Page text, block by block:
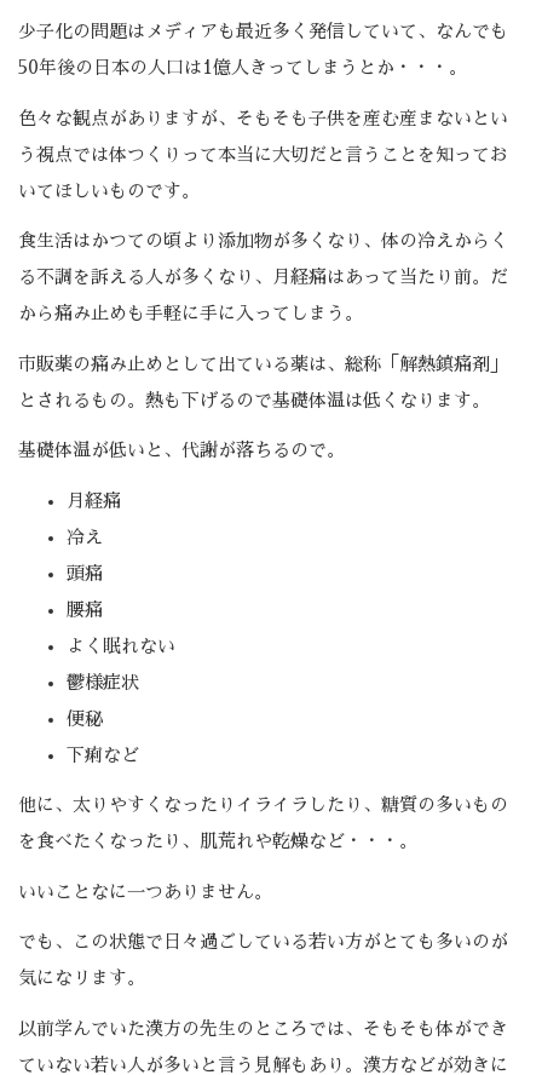
少子化の問題はメディアも最近多く発信していて、なんでも
50年後の日本の人口は1億人きってしまうとか・・・。
色々な観点がありますが、そもそも子供を産む産まないとい
う視点では体つくりって本当に大切だと言うことを知ってお
いてほしいものです。
食生活はかつての頃より添加物が多くなり、体の冷えからく
る不調を訴える人が多くなり、月経痛はあって当たり前。だ
から痛み止めも手軽に手に入ってしまう。
市販薬の痛み止めとして出ている薬は、総称「解熱鎮痛剤」
とされるもの。熱も下げるので基礎体温は低くなります。
基礎体温が低いと、代謝が落ちるので。
月経痛
冷え
頭痛
腰痛
よく眠れない
鬱様症状
便秘
下痢など
他に、太りやすくなったりイライラしたり、糖質の多いもの
を食べたくなったり、肌荒れや乾燥など・・・。
いいことなに一つありません。
でも、この状態で日々過ごしている若い方がとても多いのが
気になリます。
以前学んでいた漢方の先生のところでは、そもそも体ができ
ていない若い人が多いと言う見解もあり。漢方などが効きに